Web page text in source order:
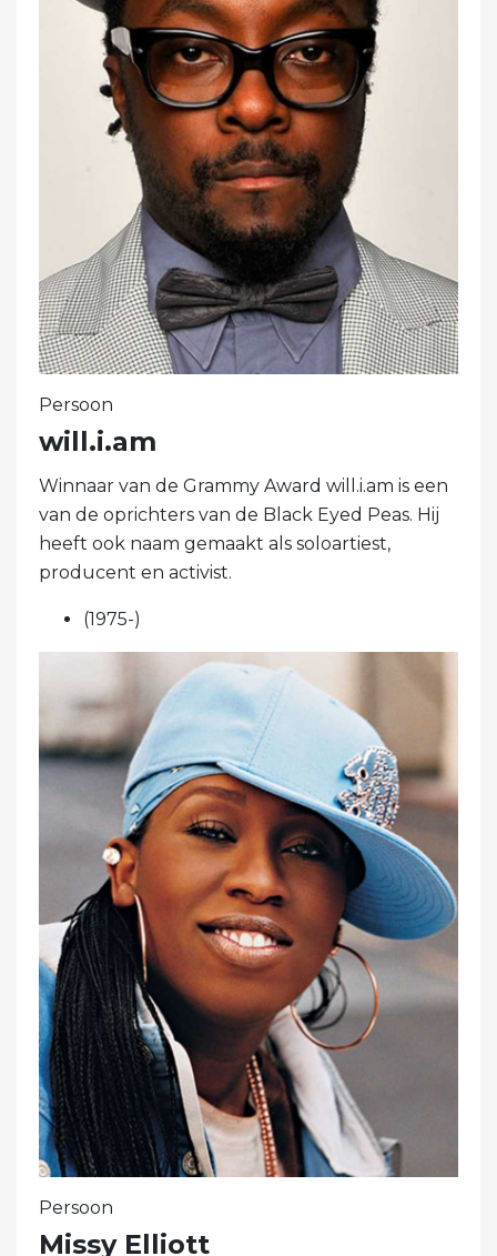
Persoon
will.i.am
Winnaar van de Grammy Award will.i.am is een
van de oprichters van de Black Eyed Peas. Hij
heeft ook naam gemaakt als soloartiest,
producent en activist.
(1975-)
Persoon
Missy Elliott